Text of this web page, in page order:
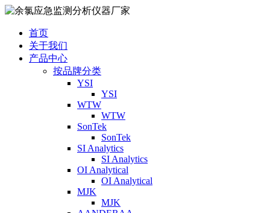
首页
关于我们
产品中心
按品牌分类
YSI
YSI
WTW
WTW
SonTek
SonTek
SI Analytics
SI Analytics
OI Analytical
OI Analytical
MJK
MJK